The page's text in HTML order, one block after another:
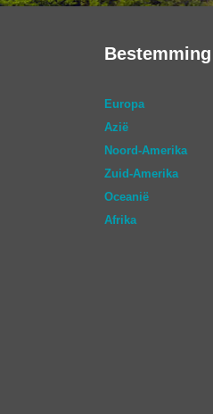
Bestemming
Europa
Azië
Noord-Amerika
Zuid-Amerika
Oceanië
Afrika